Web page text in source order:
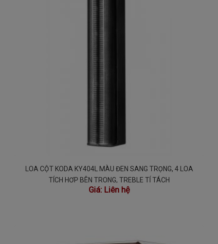
LOA CỘT KODA KY404L MÀU ĐEN SANG TRỌNG, 4 LOA
TÍCH HỢP BÊN TRONG, TREBLE TÍ TÁCH
Giá: Liên hệ